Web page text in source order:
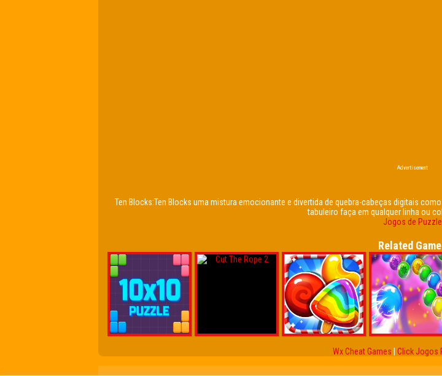
Advertisement
Ten Blocks:Ten Blocks uma mistura emocionante e divertida de quebra-cabeças digitais
tabuleiro faça em qualquer linha ou
Jogos de Puzzle
Related
Wx Cheat Games Click Jogos